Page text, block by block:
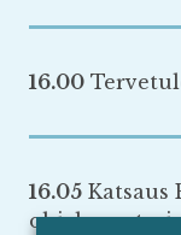
16.00
16.05 Katsaus
ohjelman